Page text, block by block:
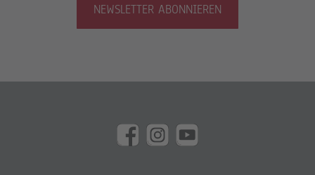
NEWSLETTER ABONNIEREN